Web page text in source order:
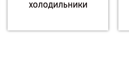
ХОЛОДИЛЬНИКИ